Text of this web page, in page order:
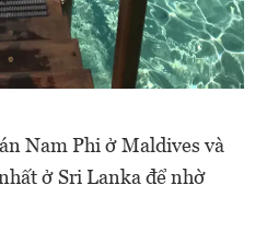
Nam Phi ở Maldives và
ở Sri Lanka để nhờ